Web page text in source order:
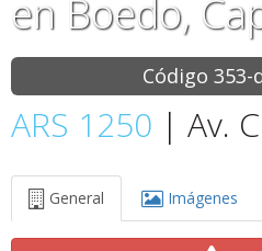
en Boedo,
Código 353-
ARS 1250 | Av.
General Imágenes